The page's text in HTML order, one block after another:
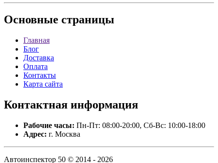
Основные страницы
Главная
Блог
Доставка
Оплата
Контакты
Карта сайта
Контактная информация
Рабочие часы: Пн-Пт: 08:00-20:00, Сб-Вс: 10:00-18:00
Адрес: г. Москва
Автоинспектор 50 © 2014 - 2026